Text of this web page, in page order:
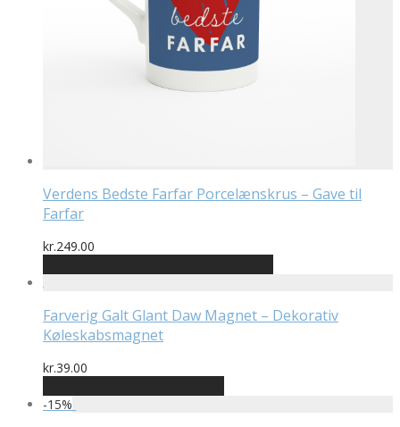
Verdens Bedste Farfar Porcelænskrus – Gave til
Farfar
kr.249.00
Farverig Galt Glant Daw Magnet – Dekorativ
Køleskabsmagnet
kr.39.00
-15%